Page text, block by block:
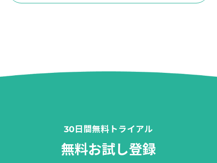
30日間無料トライアル
無料お試し登録